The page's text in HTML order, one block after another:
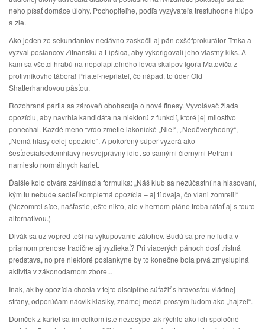
neho písať domáce úlohy. Pochopiteľne, podľa vyzývateľa trestuhodne hlúpo
a zle.
Ako jeden zo sekundantov nedávno zaskočil aj pán exšéfprokurátor Trnka a
vyzval poslancov Žitňanskú a Lipšica, aby vykorigovali jeho vlastný kiks. A
kam sa všetci hrabú na nepolapiteľného lovca skalpov Igora Matoviča z
protivníkovho tábora! Priateľ-nepriateľ, čo nápad, to úder Old
Shatterhandovou päsťou.
Rozohraná partia sa zároveň obohacuje o nové finesy. Vyvolávač žiada
opozíciu, aby navrhla kandidáta na niektorú z funkcií, ktoré jej milostivo
ponechal. Každé meno tvrdo zmetie lakonické „Nie!“, „Nedôveryhodný“,
„Nemá hlasy celej opozície“. A pokorený súper vyzerá ako
šesťdesiatsedemhlavý nesvojprávny idiot so samými čiernymi Petrami
namiesto normálnych kariet.
Ďalšie kolo otvára zaklínacia formulka: „Náš klub sa nezúčastní na hlasovaní,
kým tu nebude sedieť kompletná opozícia – aj tí dvaja, čo vlani zomreli!“
(Nezomrel síce, našťastie, ešte nikto, ale v hernom pláne treba rátať aj s touto
alternatívou.)
Divák sa už vopred teší na vykupovanie zálohov. Budú sa pre ne ľudia v
priamom prenose tradične aj vyzliekať? Pri viacerých pánoch dosť tristná
predstava, no pre niektoré poslankyne by to konečne bola prvá zmysluplná
aktivita v zákonodarnom zbore...
Inak, ak by opozícia chcela v tejto disciplíne súťažiť s hravosťou vládnej
strany, odporúčam nácvik klasiky, známej medzi prostým ľudom ako „hajzel“.
Domček z kariet sa im celkom iste nezosype tak rýchlo ako ich spoločné